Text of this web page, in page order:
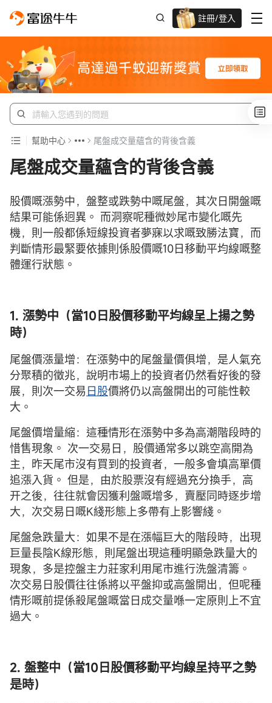
註冊/登入
幫助中心 尾盤成交量蘊含的背後含義
尾盤成交量蘊含的背後含義
股價嘅漲勢中，盤整或跌勢中嘅尾盤，其次日開盤嘅
結果可能係迥異。 而洞察呢種微妙尾市變化嘅先
機，則一般都係短線投資者夢寐以求嘅致勝法寶，而
判斷情形最緊要依據則係股價嘅10日移動平均線嘅整
體運行狀態。
1. 漲勢中（當10日股價移動平均線呈上揚之勢
時）
尾盤價漲量增：在漲勢中的尾盤量價俱增，是人氣充
分聚積的徵兆，說明市場上的投資者仍然看好後的發
展，則次一交易日股價將仍以高盤開出的可能性較
大。
尾盤價增量縮：這種情形在漲勢中多為高潮階段時的
惜售現象。 次一交易日，股價通常多以跳空高開為
主，昨天尾市沒有買到的投資者，一般多會填高單價
追漲入貨。 但是，由於股票沒有經過充分換手，高
开之後，往往就會因獲利盤嘅增多，賣壓同時逐步增
大，次交易日嘅K綫形態上多帶有上影響綫。
尾盤急跌量大：如果不是在漲幅巨大的階段時，出現
巨量長陰K線形態，則尾盤出現這種明顯急跌量大的
現象，多是控盤主力莊家利用尾市進行洗盤清籌。
次交易日股價往往係將以平盤抑或高盤開出，但呢種
情形嘅前提係殺尾盤嘅當日成交量喺一定原則上不宜
過大。
2. 盤整中（當10日股價移動平均線呈持平之勢
是時）